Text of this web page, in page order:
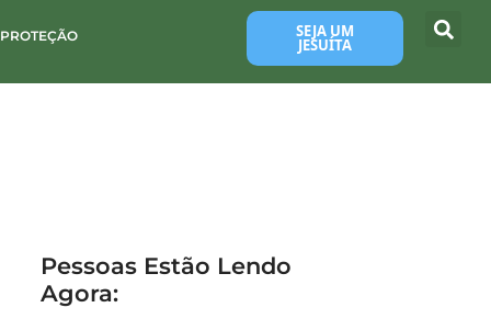
SEJA UM
JESUÍTA
Pessoas Estão Lendo
Agora: